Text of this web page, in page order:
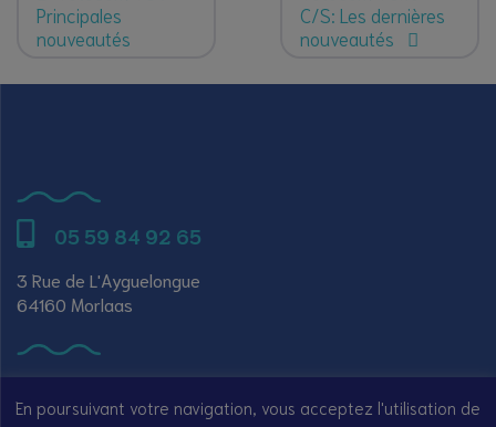
Principales
nouveautés
C/S: Les dernières
nouveautés
05 59 84 92 65
3 Rue de L'Ayguelongue
64160 Morlaas
Accès Blog
Mentions légales
En poursuivant votre navigation, vous acceptez l'utilisation de